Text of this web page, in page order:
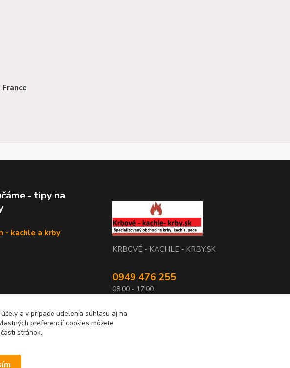
- tipy na
- kachle a krby
KRBOVÉ - KACHLE - KRBY.SK
0949 476 255
08:00 - 17.00
a v prípade udelenia súhlasu aj na
preferencií cookies môžete
stránok.